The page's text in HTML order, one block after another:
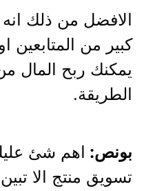
الافضل من ذلك
كبير من المتابعين
يمكنك ربح المال
الطريقة.
بونص: اهم شئ
تسويق منتج الا